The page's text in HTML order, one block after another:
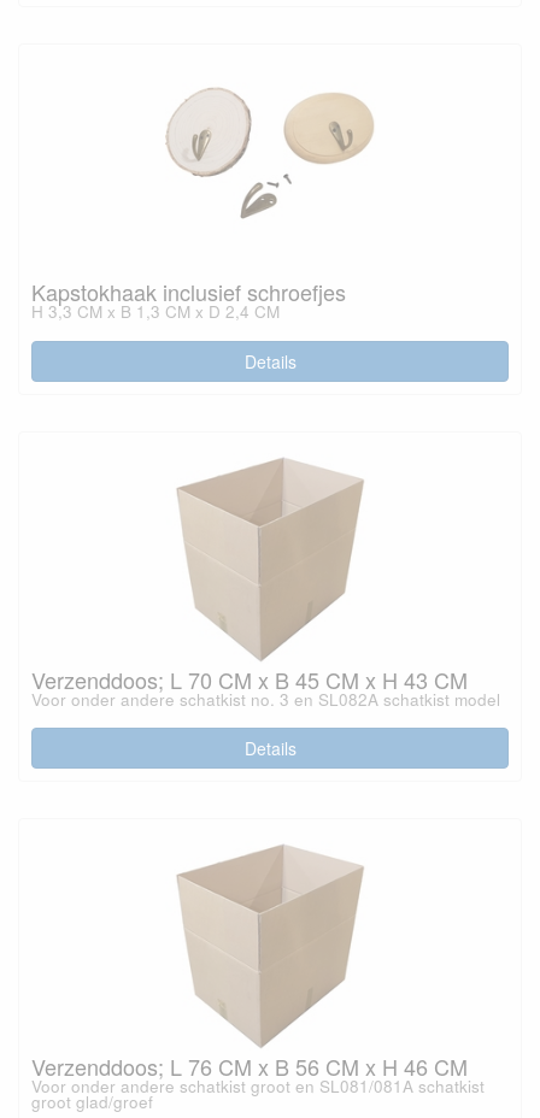
Kapstokhaak inclusief schroefjes
H 3,3 CM x B 1,3 CM x D 2,4 CM
Details
Verzenddoos; L 70 CM x B 45 CM x H 43 CM
Voor onder andere schatkist no. 3 en SL082A schatkist model
Details
Verzenddoos; L 76 CM x B 56 CM x H 46 CM
Voor onder andere schatkist groot en SL081/081A schatkist
groot glad/groef